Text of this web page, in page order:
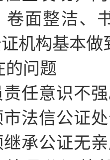
卷面整洁、
机构基本
的问题
责任意识不
法信公证
承公证无